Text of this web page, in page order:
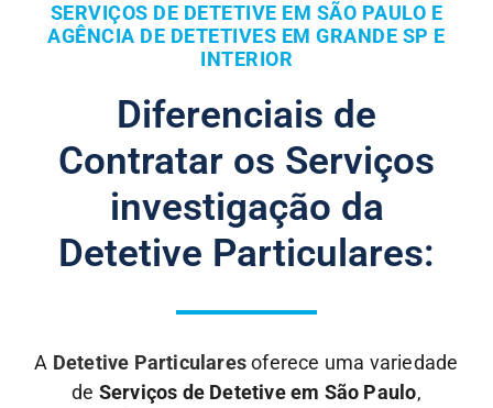
SERVIÇOS DE DETETIVE EM SÃO PAULO E
AGÊNCIA DE DETETIVES EM GRANDE SP E
INTERIOR
Diferenciais de
Contratar os Serviços
investigação da
Detetive Particulares:
A Detetive Particularesoferece uma variedade
de Serviços de Detetive em São Paulo,